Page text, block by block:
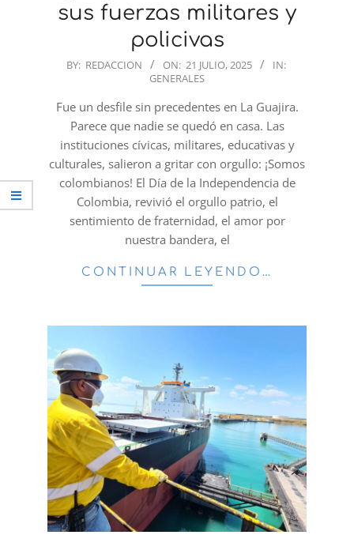
sus fuerzas militares y
policivas
2025-
21
BY: REDACCION ON: 21 JULIO, 2025
IN:
GENERALES
Fue un desfile sin precedentes en La Guajira.
Parece que nadie se quedó en casa. Las
instituciones cívicas, militares, educativas y
culturales, salieron a gritar con orgullo: ¡Somos
colombianos! El Día de la Independencia de
Colombia, revivió el orgullo patrio, el
sentimiento de fraternidad, el amor por
nuestra bandera, el
CONTINUAR LEYENDO…